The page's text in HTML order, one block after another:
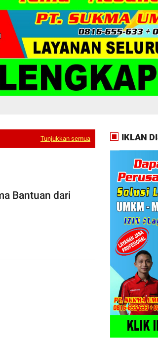
Tunjukkan semua
Bantuan dari
IKLAN